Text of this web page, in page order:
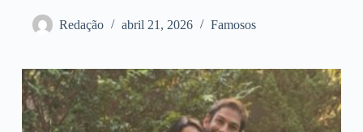
Redação abril 21, 2026 Famosos